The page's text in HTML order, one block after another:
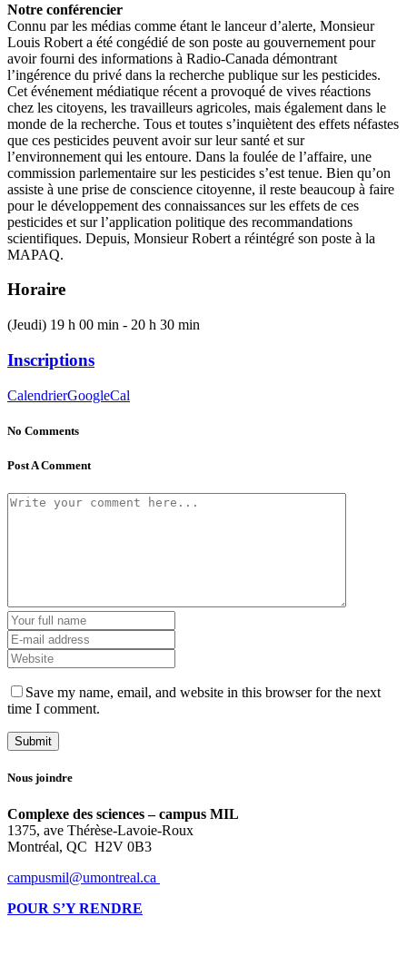
Notre conférencier
Connu par les médias comme étant le lanceur d’alerte, Monsieur
Louis Robert a été congédié de son poste au gouvernement pour
avoir fourni des informations à Radio-Canada démontrant
l’ingérence du privé dans la recherche publique sur les pesticides.
Cet événement médiatique récent a provoqué de vives réactions
chez les citoyens, les travailleurs agricoles, mais également dans le
monde de la recherche. Tous et toutes s’inquiètent des effets néfastes
que ces pesticides peuvent avoir sur leur santé et sur
l’environnement qui les entoure. Dans la foulée de l’affaire, une
commission parlementaire sur les pesticides s’est tenue. Bien qu’on
assiste à une prise de conscience citoyenne, il reste beaucoup à faire
pour le développement des connaissances sur les effets de ces
pesticides et sur l’application politique des recommandations
scientifiques. Depuis, Monsieur Robert a réintégré son poste à la
MAPAQ.
Horaire
(Jeudi) 19 h 00 min - 20 h 30 min
Inscriptions
CalendrierGoogleCal
No Comments
Post A Comment
Save my name, email, and website in this browser for the next
time I comment.
Nous joindre
Complexe des sciences – campus MIL
1375, ave Thérèse-Lavoie-Roux
Montréal, QC H2V 0B3
campusmil@umontreal.ca
POUR S’Y RENDRE